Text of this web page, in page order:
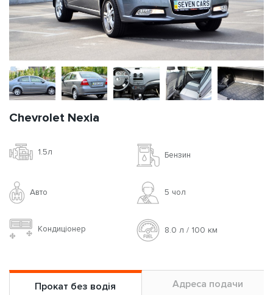
Chevrolet Nexia
1.5л Бензин
Авто 5 чoл
Кондиціонер 8.0 л / 100 км
Прокат без водія Адреса подачи